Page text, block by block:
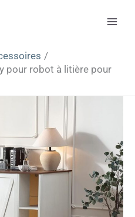
pour robot à litière pour